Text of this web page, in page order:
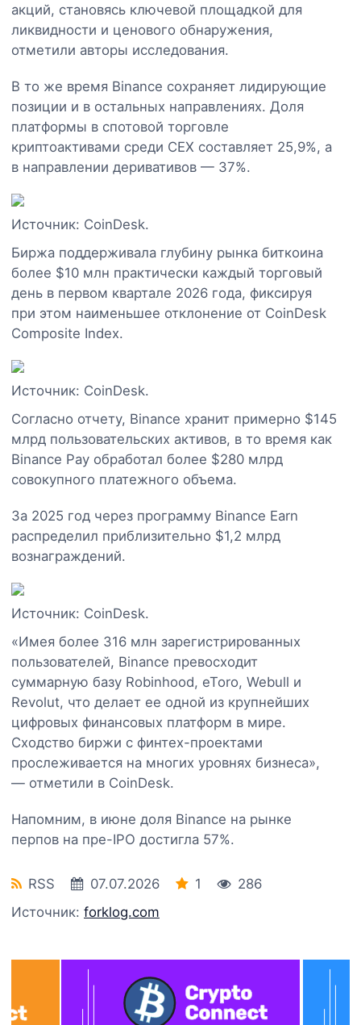
акций, становясь ключевой площадкой для
ликвидности и ценового обнаружения,
отметили авторы исследования.
В то же время Binance сохраняет лидирующие
позиции и в остальных направлениях. Доля
платформы в спотовой торговле
криптоактивами среди CEX составляет 25,9%, а
в направлении деривативов — 37%.
Источник: CoinDesk.
Биржа поддерживала глубину рынка биткоина
более $10 млн практически каждый торговый
день в первом квартале 2026 года, фиксируя
при этом наименьшее отклонение от CoinDesk
Composite Index.
Источник: CoinDesk.
Согласно отчету, Binance хранит примерно $145
млрд пользовательских активов, в то время как
Binance Pay обработал более $280 млрд
совокупного платежного объема.
За 2025 год через программу Binance Earn
распределил приблизительно $1,2 млрд
вознаграждений.
Источник: CoinDesk.
«Имея более 316 млн зарегистрированных
пользователей, Binance превосходит
суммарную базу Robinhood, eToro, Webull и
Revolut, что делает ее одной из крупнейших
цифровых финансовых платформ в мире.
Сходство биржи с финтех-проектами
прослеживается на многих уровнях бизнеса»,
— отметили в CoinDesk.
Напомним, в июне доля Binance на рынке
перпов на пре-IPO достигла 57%.
RSS 07.07.2026 1
286
Источник: forklog.com